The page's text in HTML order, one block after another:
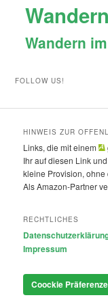
Wandern
Wandern
FOLLOW US!
HINWEIS ZUR
Links, die mit einem
Ihr auf diesen Link
kleine Provision, ohne
Als Amazon-Partner
RECHTLICHES
Impressum
Coockie